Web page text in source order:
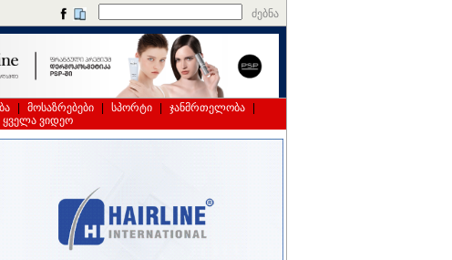
ძებნა
მოსაზრებები სპორტი ჯანმრთელობა
ყველა ვიდეო